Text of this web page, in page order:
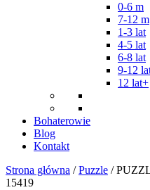
0-6 m
7-12 m
1-3 lat
4-5 lat
6-8 lat
9-12
12 lat+
Bohaterowie
Blog
Kontakt
Strona główna /Puzzle /
15419